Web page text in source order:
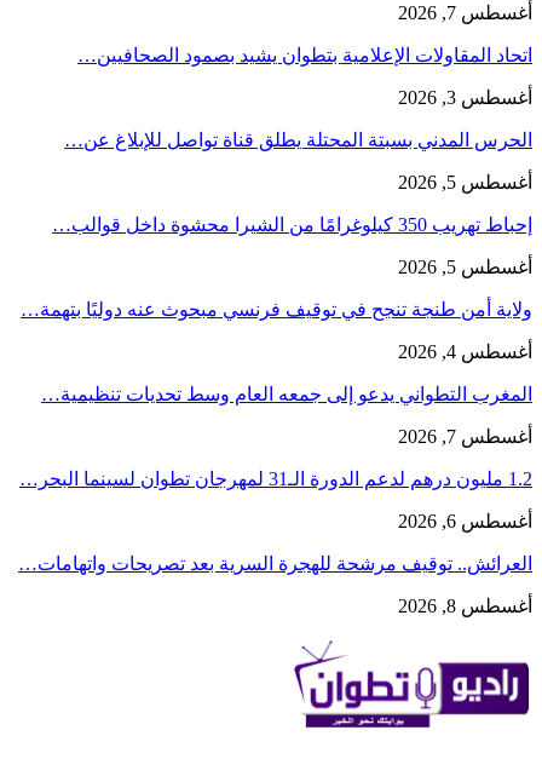
أغسطس 7, 2026
اتحاد المقاولات الإعلامية بتطوان يشيد بصمود الصحافيين…
أغسطس 3, 2026
الحرس المدني بسبتة المحتلة يطلق قناة تواصل للإبلاغ عن…
أغسطس 5, 2026
إحباط تهريب 350 كيلوغرامًا من الشيرا محشوة داخل قوالب…
أغسطس 5, 2026
ولاية أمن طنجة تنجح في توقيف فرنسي مبحوث عنه دوليًا بتهمة…
أغسطس 4, 2026
المغرب التطواني يدعو إلى جمعه العام وسط تحديات تنظيمية…
أغسطس 7, 2026
1.2 مليون درهم لدعم الدورة الـ31 لمهرجان تطوان لسينما البحر…
أغسطس 6, 2026
العرائش.. توقيف مرشحة للهجرة السرية بعد تصريحات واتهامات…
أغسطس 8, 2026